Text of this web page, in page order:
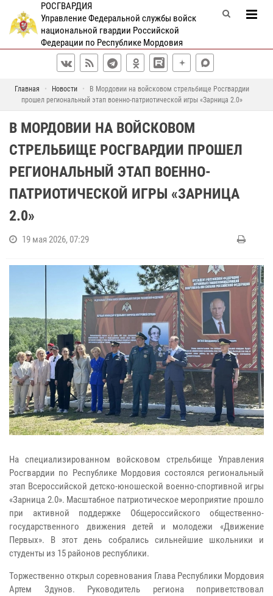
РОСГВАРДИЯ
Управление Федеральной службы войск
национальной гвардии Российской
Федерации по Республике Мордовия
Главная Новости
В Мордовии на войсковом стрельбище Росгвардии
прошел региональный этап военно-патриотической игры «Зарница 2.0»
В МОРДОВИИ НА ВОЙСКОВОМ
СТРЕЛЬБИЩЕ РОСГВАРДИИ ПРОШЕЛ
РЕГИОНАЛЬНЫЙ ЭТАП ВОЕННО-
ПАТРИОТИЧЕСКОЙ ИГРЫ «ЗАРНИЦА
2.0»
19 мая 2026, 07:29
На специализированном войсковом стрельбище Управления
Росгвардии по Республике Мордовия состоялся региональный
этап Всероссийской детско-юношеской военно-спортивной игры
«Зарница 2.0». Масштабное патриотическое мероприятие прошло
при активной поддержке Общероссийского общественно-
государственного движения детей и молодежи «Движение
Первых». В этот день собрались сильнейшие школьники и
студенты из 15 районов республики.
Торжественно открыл соревнования Глава Республики Мордовия
Артем Здунов. Руководитель региона поприветствовал